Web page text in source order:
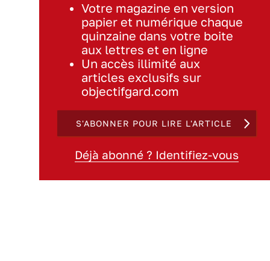
Votre magazine en version
papier et numérique chaque
quinzaine dans votre boite
aux lettres et en ligne
Un accès illimité aux
articles exclusifs sur
objectifgard.com
S'ABONNER POUR LIRE L'ARTICLE
Déjà abonné ? Identifiez-vous